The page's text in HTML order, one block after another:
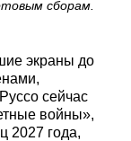
сборам.
экраны до
сейчас
войны»,
2027 года,